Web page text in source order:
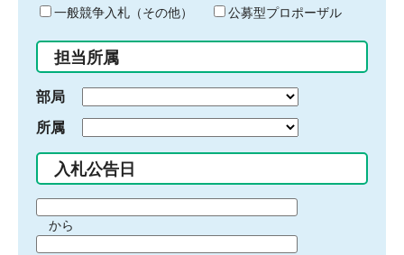
ド
入
力
一般競争入札（その他）
公募型プロポーザル
担当所属
部局
所属
入札公告日
間から